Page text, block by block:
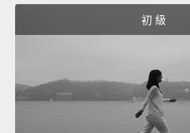
初 級